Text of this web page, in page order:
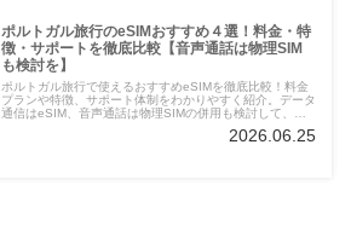
ポルトガル旅行のeSIMおすすめ４選！料金・特
徴・サポートを徹底比較【音声通話は物理SIM
も検討を】
ポルトガル旅行で使えるおすすめeSIMを徹底比較！料金
プランや特徴、サポート体制をわかりやすく紹介。データ
通信はeSIM、音声通話は物理SIMの併用も検討して、快
2026.06.25